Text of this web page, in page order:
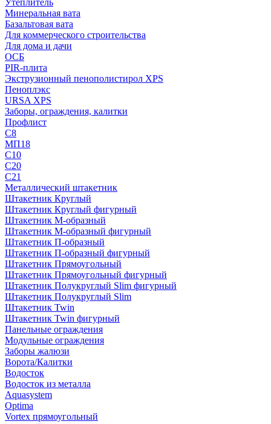
Утеплитель
Минеральная вата
Базальтовая вата
Для коммерческого строительства
Для дома и дачи
ОСБ
PIR-плита
Экструзионный пенополистирол XPS
Пеноплэкс
URSA XPS
Заборы, ограждения, калитки
Профлист
С8
МП18
С10
С20
С21
Металлический штакетник
Штакетник Круглый
Штакетник Круглый фигурный
Штакетник М-образный
Штакетник М-образный фигурный
Штакетник П-образный
Штакетник П-образный фигурный
Штакетник Прямоугольный
Штакетник Прямоугольный фигурный
Штакетник Полукруглый Slim фигурный
Штакетник Полукруглый Slim
Штакетник Twin
Штакетник Twin фигурный
Панельные ограждения
Модульные ограждения
Заборы жалюзи
Ворота/Калитки
Водосток
Водосток из металла
Aquasystem
Optima
Vortex прямоугольный